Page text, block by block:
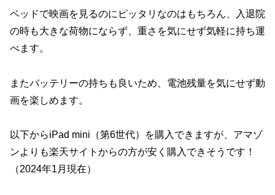
ベッドで映画を見るのにピッタリなのはもちろん、入退院
の時も大きな荷物にならず、重さを気にせず気軽に持ち運
べます。
またバッテリーの持ちも良いため、電池残量を気にせず動
画を楽しめます。
以下からiPad mini（第6世代）を購入できますが、アマゾ
ンよりも楽天サイトからの方が安く購入できそうです！
（2024年1月現在）